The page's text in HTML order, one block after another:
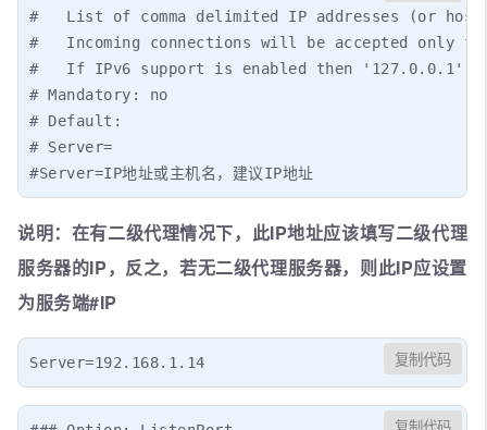
#   List of comma delimited IP addresses (or
#   Incoming connections will be accepted only
#   If IPv6 support is enabled then
# Mandatory: no
# Default:
# Server=
#Server=IP地址或主机名，建议IP地址
说明：在有二级代理情况下，此IP地址应该填写二级代理
服务器的IP，反之，若无二级代理服务器，则此IP应设置
为服务端#IP
Server=192.168.1.14 复制代码